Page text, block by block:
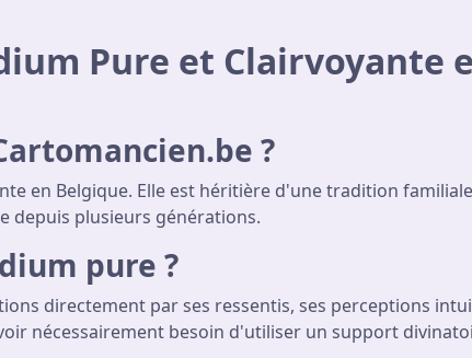
Pure et Clairvoyante
?
en Belgique. Elle est héritière d'une tradition
depuis plusieurs générations.
pure ?
directement par ses ressentis, ses perceptions
nécessairement besoin d'utiliser un support